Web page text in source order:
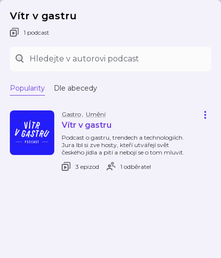
Vítr v gastru
1 podcast
Popularity Dle abecedy
Gastro, Umění
Vítr v gastru
Podcast o gastru, trendech a technologiích.
Jura Ibl si zve hosty, kteří utvářejí svět
českého jídla a pití a nebojí se o tom mluvit.
3 epizod
1 odběratel